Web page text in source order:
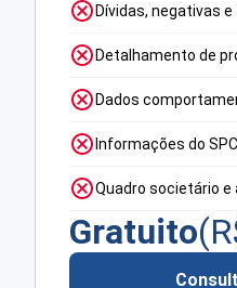
Dívidas, negativas
Detalhamento de
Dados
Informações do SPC
Quadro societário
Gratuito